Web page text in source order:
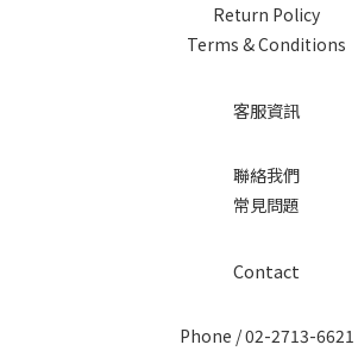
Return Policy
Terms & Conditions
客服資訊
聯絡我們
常見問題
Contact
Phone / 02-2713-6621